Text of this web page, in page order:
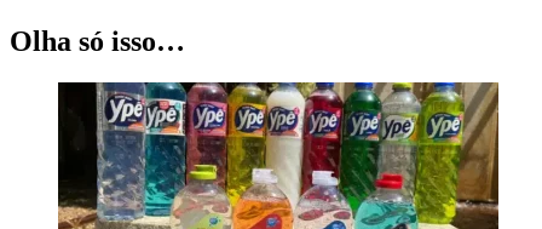
Olha só isso…